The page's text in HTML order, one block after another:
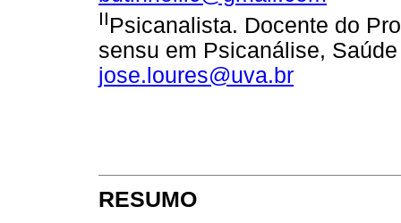
IIPsicanalista. Docente do
sensu em Psicanálise,
jose.loures@uva.br
RESUMO